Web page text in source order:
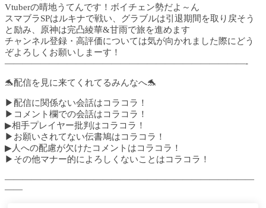
Vtuberの晴地うてんです！ボイチェン勢だよ～ん
スマブラSPはルキナで戦い、グラブルは引退期間を取り戻そう
と励み、原神は完凸綾華&甘雨で旅を進めます
チャンネル登録・高評価については気が向かれました際にどう
ぞよろしくお願いしまーす！
———————————————————————————-
🐬配信を見に来てくれてるみんなへ🐬
▶配信に関係ない会話はコラコラ！
▶コメント欄での会話はコラコラ！
▶相手プレイヤー批判はコラコラ！
▶お願いされてない伝書鳩はコラコラ！
▶人への配慮が欠けたコメントはコラコラ！
▶その他マナー的によろしくないことはコラコラ！
————————————————————————————
——